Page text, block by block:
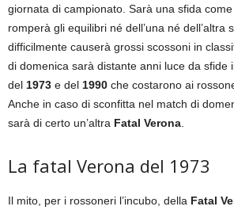
giornata di campionato. Sarà una sfida
romperà gli equilibri né dell’una né dell’altra
difficilmente causerà grossi scossoni in
di domenica sarà distante anni luce da sfide
del 1973 e del 1990 che costarono ai
Anche in caso di sconfitta nel match di
sarà di certo un’altra Fatal Verona
La fatal Verona del 1973
Il mito, per i rossoneri l’incubo, della Fatal